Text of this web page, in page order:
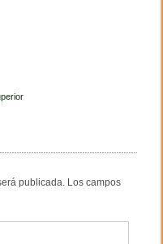
publicada. Los campos